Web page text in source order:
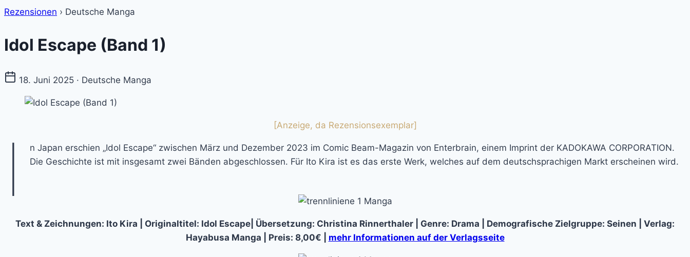
Rezensionen › Deutsche Manga
Idol Escape (Band 1)
18. Juni 2025 · Deutsche Manga
[Anzeige, da Rezensionsexemplar]
I
n Japan erschien „Idol Escape“ zwischen März und Dezember 2023 im Comic Beam-Magazin von Enterbrain, einem Imprint der KADOKAWA CORPORATION.
Die Geschichte ist mit insgesamt zwei Bänden abgeschlossen. Für Ito Kira ist es das erste Werk, welches auf dem deutschsprachigen Markt erscheinen wird.
Text & Zeichnungen: Ito Kira | Originaltitel: Idol Escape | Übersetzung: Christina Rinnerthaler | Genre: Drama | Demografische Zielgruppe: Seinen | Verlag:
Hayabusa Manga | Preis: 8,00€ | mehr Informationen auf der Verlagsseite